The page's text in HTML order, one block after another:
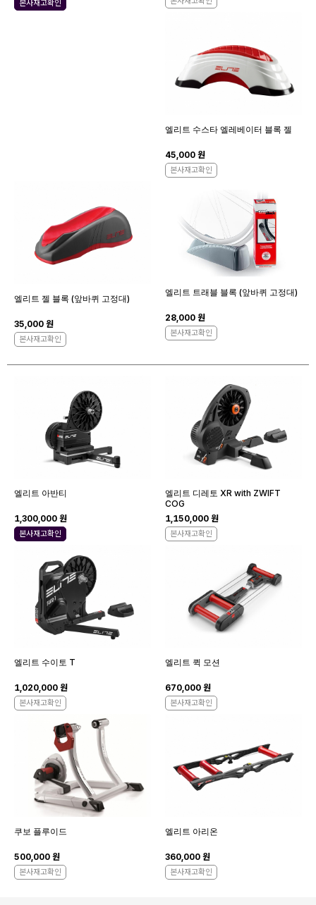
본사재고확인
엘리트 수스타 엘레베이터 블록 젤
45,000 원
본사재고확인
엘리트 젤 블록 (앞바퀴 고정대)
35,000 원
본사재고확인
엘리트 트래블 블록 (앞바퀴 고정대)
28,000 원
본사재고확인
엘리트 아반티
1,300,000 원
본사재고확인
엘리트 디레토 XR with ZWIFT
COG
1,150,000 원
본사재고확인
엘리트 수이토 T
1,020,000 원
본사재고확인
엘리트 퀵 모션
670,000 원
본사재고확인
쿠보 플루이드
500,000 원
본사재고확인
엘리트 아리온
360,000 원
본사재고확인